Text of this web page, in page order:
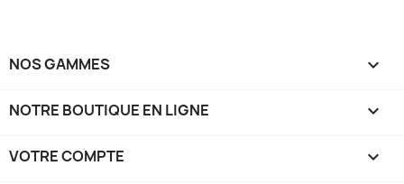
NOS GAMMES 
NOTRE BOUTIQUE EN LIGNE 
VOTRE COMPTE 